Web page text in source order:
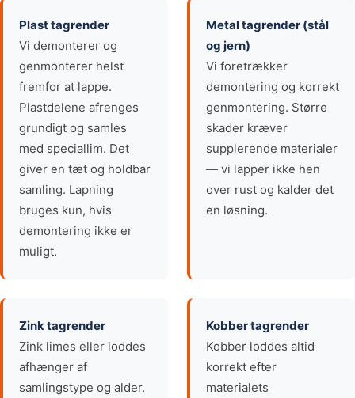
Plast tagrender
Vi demonterer og
genmonterer helst
fremfor at lappe.
Plastdelene afrenges
grundigt og samles
med speciallim. Det
giver en tæt og holdbar
samling. Lapning
bruges kun, hvis
demontering ikke er
muligt.
Metal tagrender (stål
og jern)
Vi foretrækker
demontering og korrekt
genmontering. Større
skader kræver
supplerende materialer
— vi lapper ikke hen
over rust og kalder det
en løsning.
Zink tagrender
Zink limes eller loddes
afhænger af
samlingstype og alder.
Kobber tagrender
Kobber loddes altid
korrekt efter
materialets